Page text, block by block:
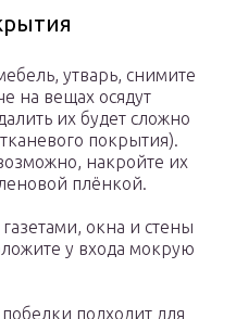
утварь, снимите
на вещах осядут
их будет сложно
покрытия).
накройте их
плёнкой.
окна и стены
у входа мокрую
подходит для